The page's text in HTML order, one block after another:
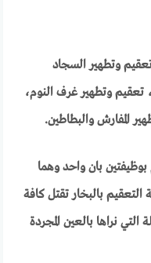
وتطهير السجاد
تعقيم وتطهير غرف النوم،
المفارش والبطاطين.
بان واحد وهما
بالبخار تقتل كافة
نراها بالعين المجردة